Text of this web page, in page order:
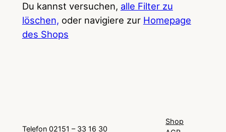
Du kannst versuchen, alle Filter zu
löschen, oder navigiere zur Homepage
des Shops
Telefon 02151 – 33 16 30
Shop